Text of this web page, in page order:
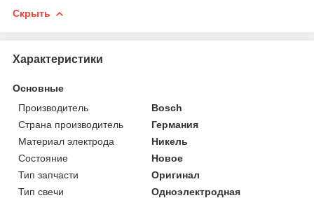
Скрыть
Характеристики
Основные
Производитель
Bosch
Страна производитель
Германия
Материал электрода
Никель
Состояние
Новое
Тип запчасти
Оригинал
Тип свечи
Одноэлектродная